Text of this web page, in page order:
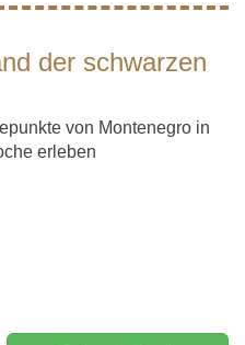
der schwarzen
von Montenegro in
erleben